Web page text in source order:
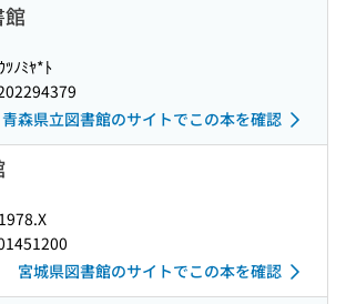
館
ﾉﾐﾔ*ﾄ
青森県立図書館のサイトでこの本を確認
宮城県図書館のサイトでこの本を確認